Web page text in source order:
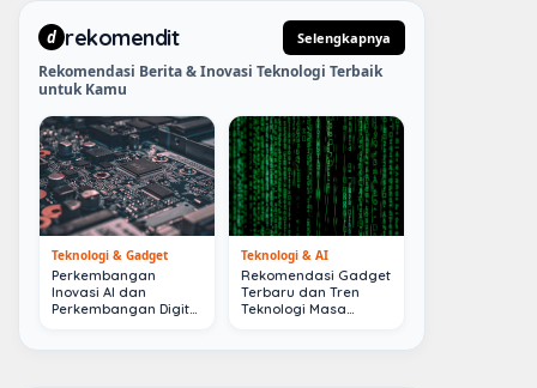
d rekomendit Selengkapnya
Rekomendasi Berita & Inovasi Teknologi Terbaik
untuk Kamu
Teknologi & Gadget
Perkembangan
Inovasi AI dan
Perkembangan Digital
Teknologi & AI
Rekomendasi Gadget
Terbaru dan Tren
Teknologi Masa